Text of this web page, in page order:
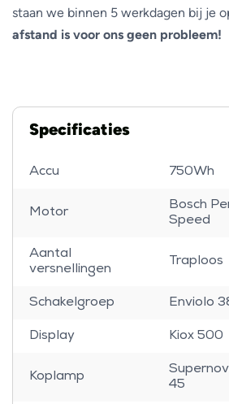
staan we binnen 5 werkdagen bij je
afstand is voor ons geen probleem!
Specificaties
Accu 750Wh
Motor
Bosch
Speed
Aantal
versnellingen
Traploos
Schakelgroep Enviolo
Display Kiox 500
Koplamp
45